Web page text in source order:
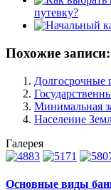
путевку?
Похожие записи:
Долгосрочные
Минимальная
Население
Галерея
Основные виды